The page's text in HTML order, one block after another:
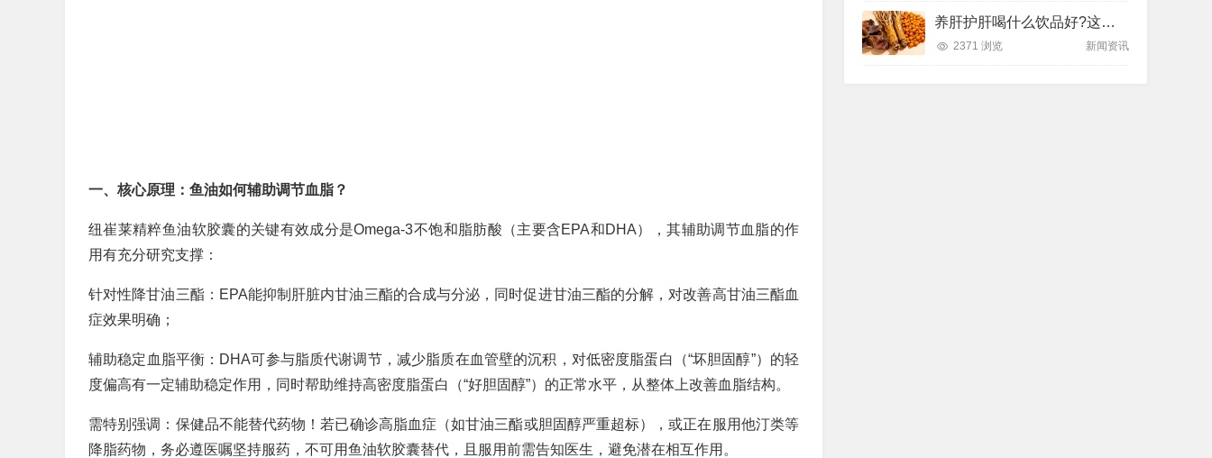
一、核心原理：鱼油如何辅助调节血脂？
纽崔莱精粹鱼油软胶囊的关键有效成分是Omega-3不饱和脂肪酸（主要含EPA和DHA），其辅助调节血脂的作
用有充分研究支撑：
针对性降甘油三酯：EPA能抑制肝脏内甘油三酯的合成与分泌，同时促进甘油三酯的分解，对改善高甘油三酯血
症效果明确；
辅助稳定血脂平衡：DHA可参与脂质代谢调节，减少脂质在血管壁的沉积，对低密度脂蛋白（“坏胆固醇”）的轻
度偏高有一定辅助稳定作用，同时帮助维持高密度脂蛋白（“好胆固醇”）的正常水平，从整体上改善血脂结构。
需特别强调：保健品不能替代药物！若已确诊高脂血症（如甘油三酯或胆固醇严重超标），或正在服用他汀类等
降脂药物，务必遵医嘱坚持服药，不可用鱼油软胶囊替代，且服用前需告知医生，避免潜在相互作用。
养肝护肝喝什么饮品好?这款纽崔莱饮品别错过
2371 浏览 新闻资讯